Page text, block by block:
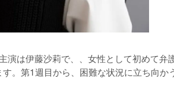
演は伊藤沙莉で、、女性として初めて弁
。第1週目から、困難な状況に立ち向か